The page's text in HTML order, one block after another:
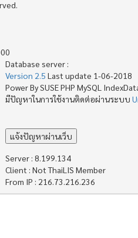
Database server :
Version 2.5 Last update 1-06-2018
Power By SUSE PHP MySQL
มีปัญหาในการใช้งานติดต่อผ่านระบบ
Server : 8.199.134
Client : Not ThaiLIS Member
From IP : 216.73.216.236